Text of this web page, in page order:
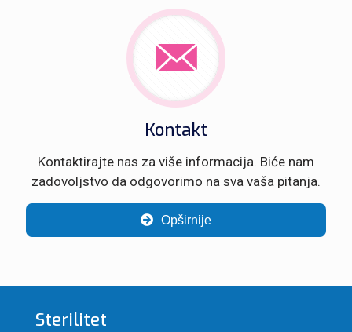
Kontakt
Kontaktirajte nas za više informacija. Biće nam
zadovoljstvo da odgovorimo na sva vaša pitanja.
Opširnije
Sterilitet